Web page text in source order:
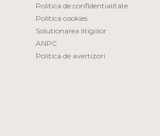
Politica de confidentialitate
Politica cookies
Solutionarea litigiilor
ANPC
Politica de avertizori